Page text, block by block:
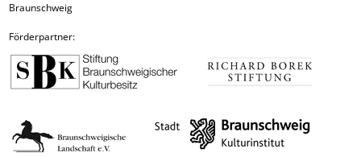
Braunschweig
Förderpartner: